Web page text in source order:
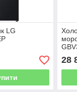
LG
28